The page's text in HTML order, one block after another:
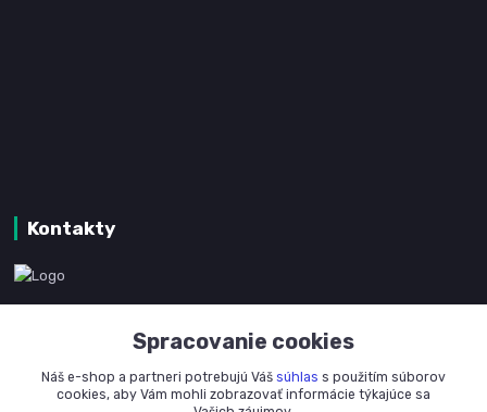
Kontakty
+421 905 327 801
(Po-Pia, 8-16 hod.)
Spracovanie cookies
Náš e-shop a partneri potrebujú Váš súhlas s použitím súborov
cookies, aby Vám mohli zobrazovať informácie týkajúce sa